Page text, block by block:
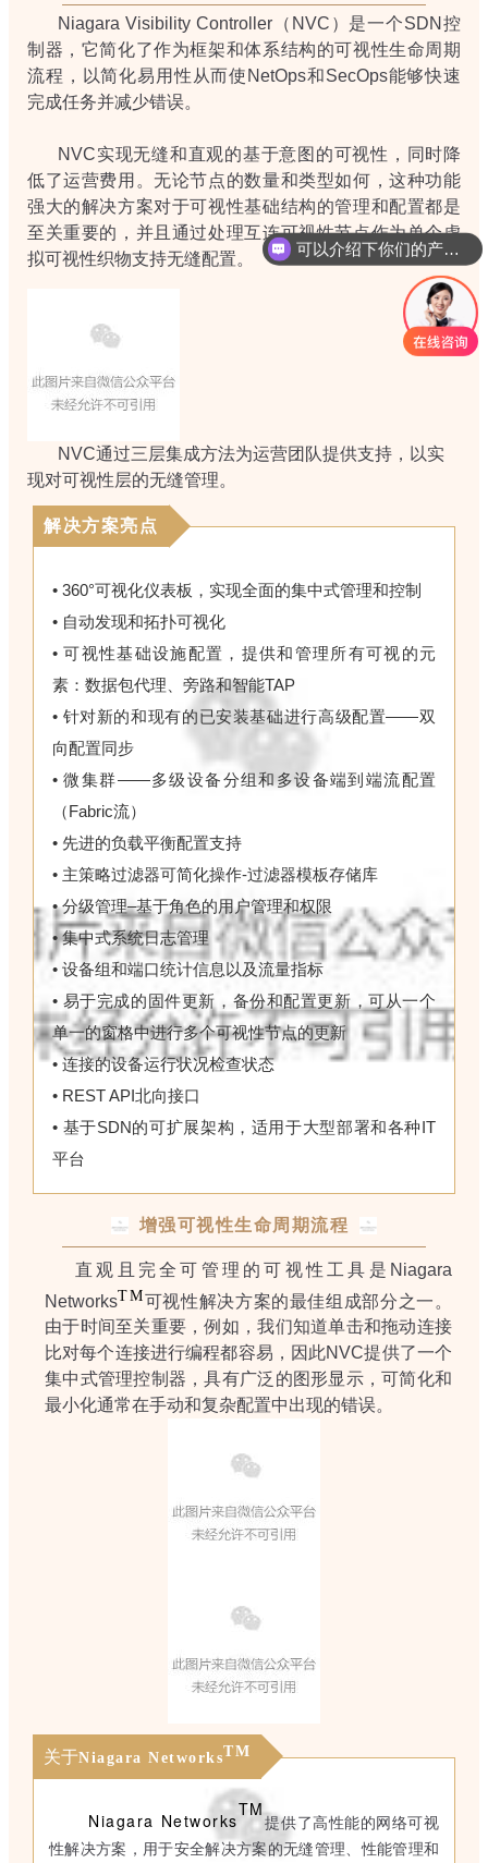
Niagara Visibility Controller（NVC）是一个SDN控
制器，它简化了作为框架和体系结构的可视性生命周期
流程，以简化易用性从而使NetOps和SecOps能够快速
完成任务并减少错误。
NVC实现无缝和直观的基于意图的可视性，同时降
低了运营费用。无论节点的数量和类型如何，这种功能
强大的解决方案对于可视性基础结构的管理和配置都是
至关重要的，并且通过处理互连可视性节点作为单个虚
拟可视性织物支持无缝配置。
NVC通过三层集成方法为运营团队提供支持，以实
现对可视性层的无缝管理。
解决方案亮点
• 360°可视化仪表板，实现全面的集中式管理和控制
• 自动发现和拓扑可视化
• 可视性基础设施配置，提供和管理所有可视的元
素：数据包代理、旁路和智能TAP
• 针对新的和现有的已安装基础进行高级配置——双
向配置同步
• 微集群——多级设备分组和多设备端到端流配置
（Fabric流）
• 先进的负载平衡配置支持
• 主策略过滤器可简化操作-过滤器模板存储库
• 分级管理–基于角色的用户管理和权限
• 集中式系统日志管理
• 设备组和端口统计信息以及流量指标
• 易于完成的固件更新，备份和配置更新，可从一个
单一的窗格中进行多个可视性节点的更新
• 连接的设备运行状况检查状态
• REST API北向接口
• 基于SDN的可扩展架构，适用于大型部署和各种IT
平台
增强可视性生命周期流程
直观且完全可管理的可视性工具是Niagara
NetworksTM可视性解决方案的最佳组成部分之一。
由于时间至关重要，例如，我们知道单击和拖动连接
比对每个连接进行编程都容易，因此NVC提供了一个
集中式管理控制器，具有广泛的图形显示，可简化和
最小化通常在手动和复杂配置中出现的错误。
关于Niagara NetworksTM
Niagara Networks
TM
提供了高性能的网络可视
性解决方案，用于安全解决方案的无缝管理、性能管理和
可以介绍下你们的产品么